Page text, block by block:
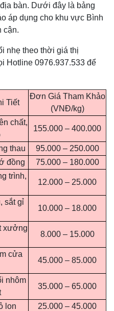
bàn. Dưới đây là bảng
áp dụng cho khu vực Bình
cận.
nhẹ theo thời giá thị
Hotline 0976.937.533 để
Tiết
Đơn Giá Tham Khảo
(VNĐ/kg)
chất,
155.000 – 400.000
thau
95.000 – 250.000
đồng
75.000 – 180.000
trình,
12.000 – 25.000
sắt gỉ
10.000 – 18.000
xưởng
8.000 – 15.000
cửa
45.000 – 85.000
nhôm
35.000 – 65.000
lon
25.000 – 45.000